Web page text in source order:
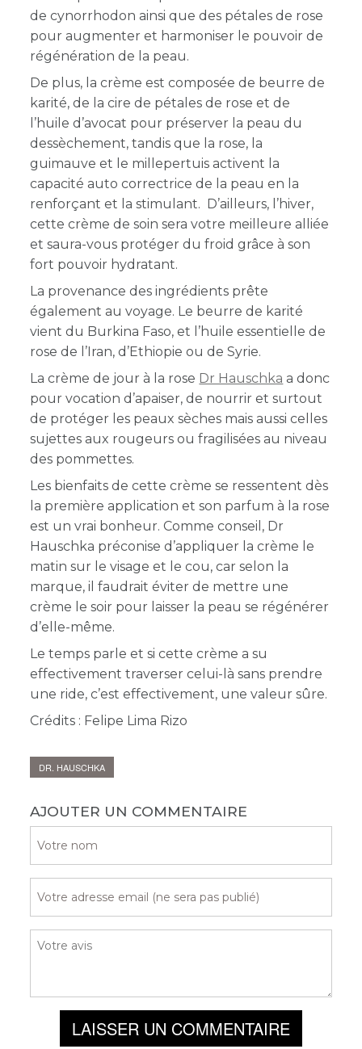
de cynorrhodon ainsi que des pétales de rose
pour augmenter et harmoniser le pouvoir de
régénération de la peau.
De plus, la crème est composée de beurre de
karité, de la cire de pétales de rose et de
l’huile d’avocat pour préserver la peau du
dessèchement, tandis que la rose, la
guimauve et le millepertuis activent la
capacité auto correctrice de la peau en la
renforçant et la stimulant. D’ailleurs, l’hiver,
cette crème de soin sera votre meilleure alliée
et saura-vous protéger du froid grâce à son
fort pouvoir hydratant.
La provenance des ingrédients prête
également au voyage. Le beurre de karité
vient du Burkina Faso, et l’huile essentielle de
rose de l’Iran, d’Ethiopie ou de Syrie.
La crème de jour à la rose Dr Hauschka a donc
pour vocation d’apaiser, de nourrir et surtout
de protéger les peaux sèches mais aussi celles
sujettes aux rougeurs ou fragilisées au niveau
des pommettes.
Les bienfaits de cette crème se ressentent dès
la première application et son parfum à la rose
est un vrai bonheur. Comme conseil, Dr
Hauschka préconise d’appliquer la crème le
matin sur le visage et le cou, car selon la
marque, il faudrait éviter de mettre une
crème le soir pour laisser la peau se régénérer
d’elle-même.
Le temps parle et si cette crème a su
effectivement traverser celui-là sans prendre
une ride, c’est effectivement, une valeur sûre.
Crédits : Felipe Lima Rizo
DR. HAUSCHKA
AJOUTER UN COMMENTAIRE
LAISSER UN COMMENTAIRE